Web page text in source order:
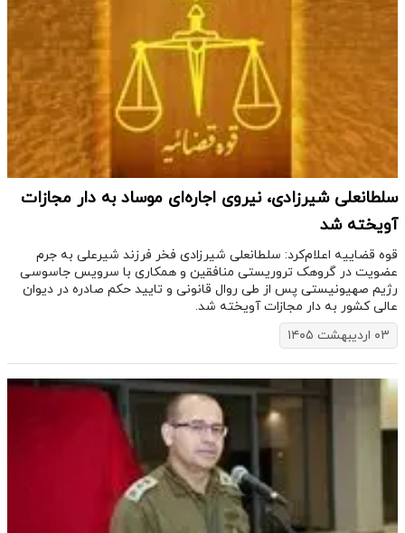
سلطانعلی شیرزادی، نیروی اجاره‌ای موساد به دار مجازات
آویخته شد
قوه قضاییه اعلام‌کرد: سلطانعلی شیرزادی فخر فرزند شیرعلی به جرم
عضویت در گروهک تروریستی منافقین و همکاری با سرویس جاسوسی
رژیم صهیونیستی پس از طی روال قانونی و تایید حکم صادره در دیوان
عالی کشور به دار مجازات آویخته شد.
۰۳ اردیبهشت ۱۴۰۵